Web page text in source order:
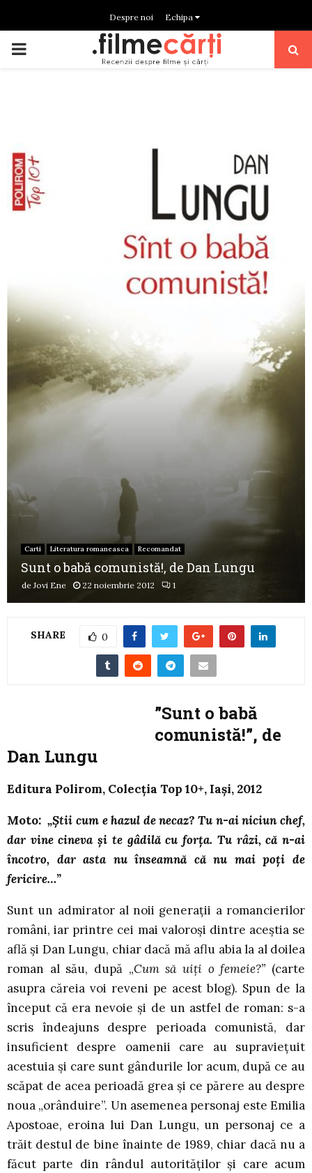
Despre noi Echipa
PRIMARY
Carti Literatura romaneasca Recomandat
Sunt o babă comunistă!, de Dan Lungu
de Jovi Ene 22 noiembrie 2012 1
SHARE 0
”Sunt o babă
comunistă!”, de
Dan Lungu
Editura Polirom, Colecţia Top 10+, Iaşi, 2012
Moto: „Ştii cum e hazul de necaz? Tu n-ai niciun chef,
dar vine cineva şi te gâdilă cu forţa. Tu râzi, că n-ai
încotro, dar asta nu înseamnă că nu mai poţi de
fericire…”
Sunt un admirator al noii generaţii a romancierilor
români, iar printre cei mai valoroşi dintre aceştia se
află şi Dan Lungu, chiar dacă mă aflu abia la al doilea
roman al său, după „Cum să uiţi o femeie?” (carte
asupra căreia voi reveni pe acest blog). Spun de la
început că era nevoie şi de un astfel de roman: s-a
scris îndeajuns despre perioada comunistă, dar
insuficient despre oamenii care au supravieţuit
acestuia şi care sunt gândurile lor acum, după ce au
scăpat de acea perioadă grea şi ce părere au despre
noua „orânduire”. Un asemenea personaj este Emilia
Apostoae, eroina lui Dan Lungu, un personaj ce a
trăit destul de bine înainte de 1989, chiar dacă nu a
făcut parte din rândul autorităţilor şi care acum